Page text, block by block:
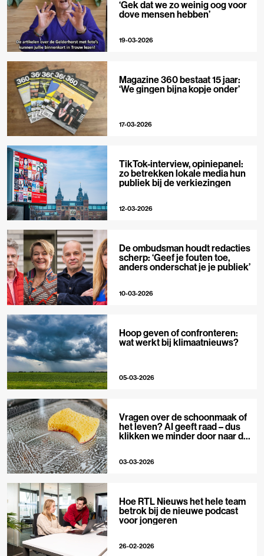
‘Gek dat we zo weinig oog voor
dove mensen hebben’
19-03-2026
Magazine 360 bestaat 15 jaar:
‘We gingen bijna kopje onder’
17-03-2026
TikTok-interview, opiniepanel:
zo betrekken lokale media hun
publiek bij de verkiezingen
12-03-2026
De ombudsman houdt redacties
scherp: ‘Geef je fouten toe,
anders onderschat je je publiek’
10-03-2026
Hoop geven of confronteren:
wat werkt bij klimaatnieuws?
05-03-2026
Vragen over de schoonmaak of
het leven? AI geeft raad – dus
klikken we minder door naar de
03-03-2026
Hoe RTL Nieuws het hele team
betrok bij de nieuwe podcast
voor jongeren
26-02-2026